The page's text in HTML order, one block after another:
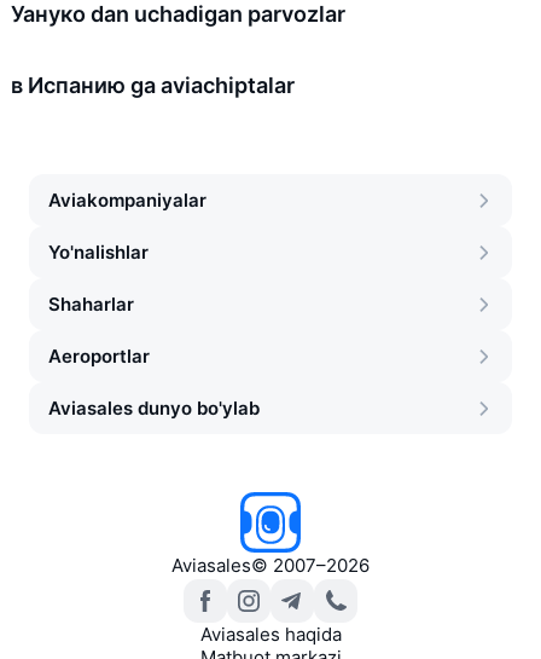
Уануко dan uchadigan parvozlar
в Испанию ga aviachiptalar
Aviakompaniyalar
Yo'nalishlar
Shaharlar
Aeroportlar
Aviasales dunyo bo'ylab
Aviasales© 2007–2026
Aviasales haqida